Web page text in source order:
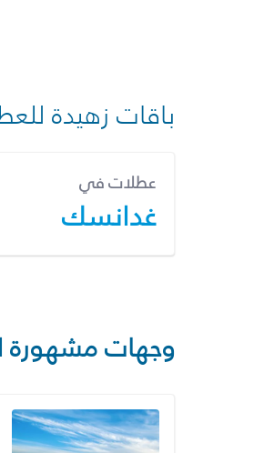
باقات زهيدة
عطلات في
غدانسك
وجهات مشهورة